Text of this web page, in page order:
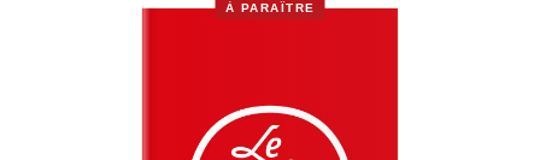
À PARAÎTRE